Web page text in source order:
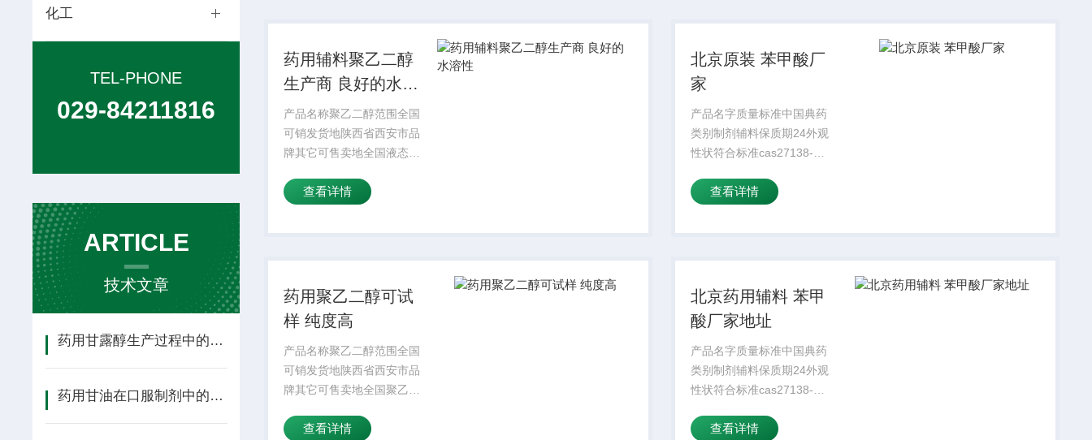
化工
TEL-PHONE
029-84211816
ARTICLE
技术文章
药用甘露醇生产过程中的关键工艺参数（结晶/干燥）控制
药用甘油在口服制剂中的应用：增塑剂、保湿剂与溶剂角色
药用辅料聚乙二醇
生产商 良好的水溶
性
产品名称聚乙二醇范围全国
可销发货地陕西省西安市品
牌其它可售卖地全国液态级
或淡黏性液体，微有异臭
查看详情
北京原装 苯甲酸厂
家
产品名字质量标准中国典药
类别制剂辅料保质期24外观
性状符合标准cas27138-
环保增塑剂类型DOA增塑剂
为白色颗粒，无臭或微带气
查看详情
药用聚乙二醇可试
样 纯度高
产品名称聚乙二醇范围全国
可销发货地陕西省西安市品
牌其它可售卖地全国聚乙二
查看详情
北京药用辅料 苯甲
酸厂家地址
产品名字质量标准中国典药
类别制剂辅料保质期24外观
性状符合标准cas27138-
环保增塑剂类型DOA增塑剂
查看详情